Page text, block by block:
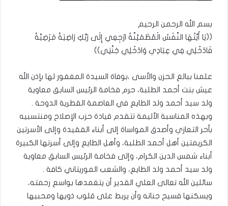
بسم الله الرحمن الرحيم
((يَا أَيَّتُهَا النَّفْسُ الْمُطْمَئِنَّةُ ارْجِعِي إِلَى رَبِّكِ رَاضِيَةً مَرْضِيَّةً
فَادْخُلِي فِي عِبَادِي وَادْخُلِي جَنَّتِي))
علمنا ببالغ الحزن والأسى ،بوفاة السيدة المغفور لها بإذن الله
عيش بنت أحمد الطلبة، حرم فخامة الرئيس السابق معاوية
ولد سيد أحمد ولد الطايع في العاصمة القطرية الدوحة .
وبهذه المناسبة الأليمة تتقدم قيادة حزب الإصلاح ومنتسبيه
بأحر التعازي وأصدق المواساة إلى أبناء الفقيدة وإلى الأسرتين
الكريمتين أهل أحمد الطلبة، وأهل الطايع وإلى أسرتها الكبيرة
أبناء شمس الدين الكرام، وإلى فخامة الرئيس السابق معاوية
ولد سيد أحمد ولد الطايع، والشعب الموريتاني كافة .
سائلين الله تعالى العلي القدير أن يتغمدها بواسع رحمته،
ويسكنها فسيح جناته وأن يربط على قلوب ذويها ومحبيها